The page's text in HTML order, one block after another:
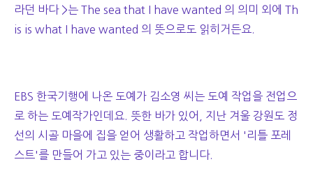
라던 바다 >는 The sea that I have wanted 의 의미 외에 Th
is is what I have wanted 의 뜻으로도 읽히거든요.
EBS 한국기행에 나온 도예가 김소영 씨는 도예 작업을 전업으
로 하는 도예작가인데요. 뜻한 바가 있어, 지난 겨울 강원도 정
선의 시골 마을에 집을 얻어 생활하고 작업하면서 '리틀 포레
스트'를 만들어 가고 있는 중이라고 합니다.